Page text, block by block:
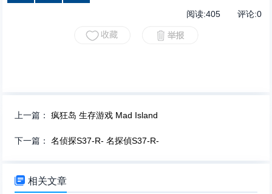
阅读:405评论:0
上一篇：疯狂岛 生存游戏 Mad Island
下一篇：名侦探S37-R- 名探偵S37-R-
 相关文章